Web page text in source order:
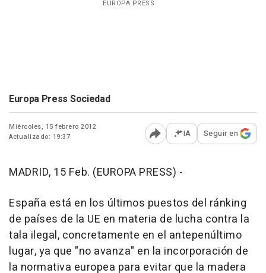
EUROPA PRESS
Europa Press Sociedad
Miércoles, 15 febrero 2012
Actualizado: 19:37
Abrir opciones para
IA Seguir en
MADRID, 15 Feb. (EUROPA PRESS) -
España está en los últimos puestos del ránking
de países de la UE en materia de lucha contra la
tala ilegal, concretamente en el antepenúltimo
lugar, ya que "no avanza" en la incorporación de
la normativa europea para evitar que la madera